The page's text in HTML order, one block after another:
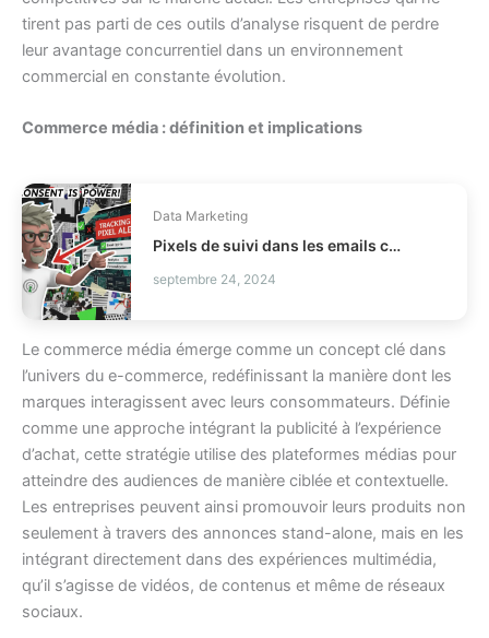
tirent pas parti de ces outils d’analyse risquent de perdre
leur avantage concurrentiel dans un environnement
commercial en constante évolution.
Commerce média : définition et implications
Data Marketing
Pixels de suivi dans les emails comment être conforme CNIL ?
septembre 24, 2024
Le commerce média émerge comme un concept clé dans
l’univers du e-commerce, redéfinissant la manière dont les
marques interagissent avec leurs consommateurs. Définie
comme une approche intégrant la publicité à l’expérience
d’achat, cette stratégie utilise des plateformes médias pour
atteindre des audiences de manière ciblée et contextuelle.
Les entreprises peuvent ainsi promouvoir leurs produits non
seulement à travers des annonces stand-alone, mais en les
intégrant directement dans des expériences multimédia,
qu’il s’agisse de vidéos, de contenus et même de réseaux
sociaux.